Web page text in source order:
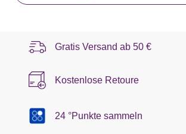
Gratis Versand ab 50 €
Kostenlose Retoure
24 °Punkte sammeln